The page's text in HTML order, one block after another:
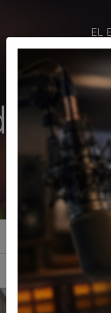
EL
5 claves para